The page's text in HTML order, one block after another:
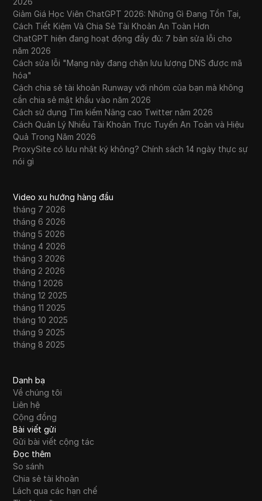
Giảm Giá Học Viên ChatGPT 2026: Những Gì Đang Tồn Tại,
Cách Tiết Kiệm Và Chia Sẻ Tài Khoản An Toàn Hơn
ChatGPT hiện đang hoạt động đầy đủ: 7 bản sửa lỗi cho
năm 2026
Cách sửa lỗi "Mạng này đang chặn lưu lượng DNS được mã
hóa"
Cách chia sẻ tài khoản Runway với nhóm của bạn mà không
cần chia sẻ mật khẩu vào năm 2026
Cách sử dụng Tìm kiếm Nâng cao Twitter năm 2026
Cách Quản Lý Nhiều Tài Khoản Trực Tuyến An Toàn và Hiệu
Quả Trong Năm 2026
ProxySite có lưu nhật ký không? Chính sách 14 ngày thực sự
nói gì
Video xu hướng hàng đầu
tháng 7 2026
tháng 6 2026
tháng 5 2026
tháng 4 2026
tháng 3 2026
tháng 2 2026
tháng 1 2026
tháng 12 2025
tháng 11 2025
tháng 10 2025
tháng 9 2025
tháng 8 2025
Danh bạ
Về chúng tôi
Liên hệ
Cộng đồng
Bài viết gửi
Gửi bài viết cộng tác
Đọc thêm
So sánh
Chia sẻ tài khoản
Lách qua các hạn chế